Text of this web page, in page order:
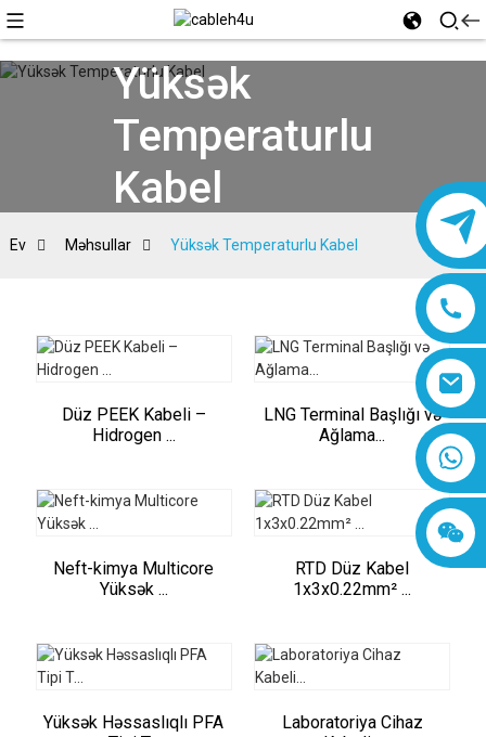
8618019377761
Yüksək
Temperaturlu
Kabel
Ev Məhsullar Yüksək Temperaturlu Kabel
Düz PEEK Kabeli –
Hidrogen ...
LNG Terminal Başlığı və
Ağlama...
Neft-kimya Multicore
Yüksək ...
RTD Düz Kabel
1x3x0.22mm² ...
Yüksək Həssaslıqlı PFA
Laboratoriya Cihaz